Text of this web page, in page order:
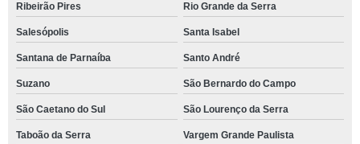
Ribeirão Pires Rio Grande da Serra
Salesópolis Santa Isabel
Santana de Parnaíba Santo André
Suzano São Bernardo do Campo
São Caetano do Sul São Lourenço da Serra
Taboão da Serra
Vargem Grande Paulista